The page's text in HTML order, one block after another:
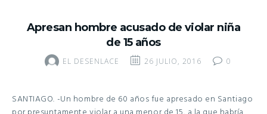
Apresan hombre acusado de violar niña
de 15 años
EL DESENLACE 26 JULIO, 2016 0
SANTIAGO. -Un hombre de 60 años fue apresado en Santiago